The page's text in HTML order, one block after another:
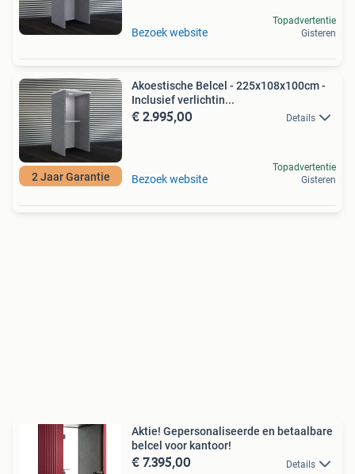
Bezoek website
Topadvertentie
Gisteren
2 Jaar Garantie
Akoestische Belcel - 225x108x100cm -
Inclusief verlichtin...
€ 2.995,00 Details
Bezoek website
Topadvertentie
Gisteren
Aktie! Gepersonaliseerde en betaalbare
belcel voor kantoor!
€ 7.395,00 Details